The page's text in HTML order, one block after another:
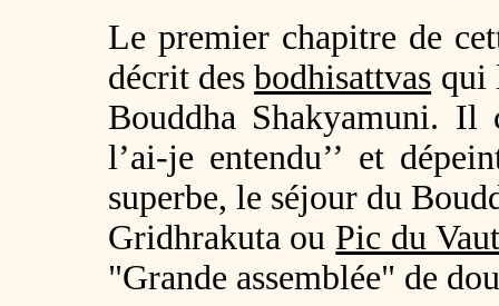
Le premier chapitre de
décrit desbodhisattvas qui
Bouddha Shakyamuni. Il
l’ai-je entendu’’ et
superbe, le séjour du
Gridhrakuta ou Pic du
"Grande assemblée" de